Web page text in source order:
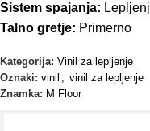
Sistem spajanja:
Talno gretje: Primerno
Kategorija: Vinil za lepljenje
Oznaki: vinil , vinil za lepljenje
Znamka: M Floor